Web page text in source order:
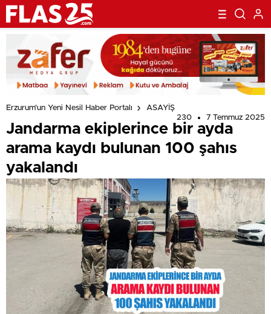
Erzurum'un Yeni Nesil Haber Portalı
ASAYİŞ
230
7 Temmuz 2025
Jandarma ekiplerince bir ayda
arama kaydı bulunan 100 şahıs
yakalandı